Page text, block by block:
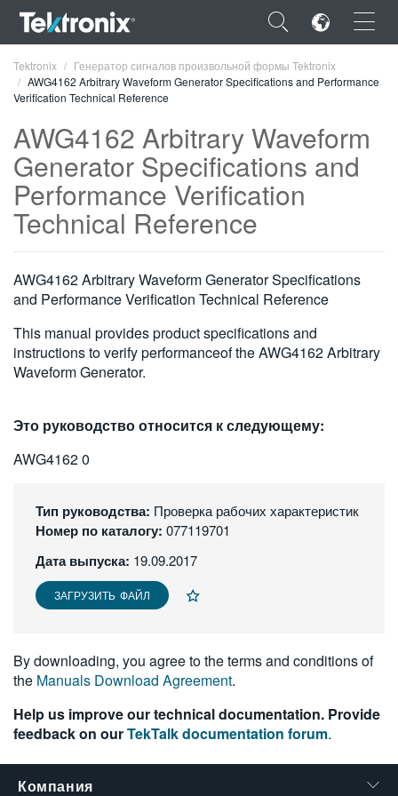
×
ENGLISH
FRANÇAIS
VIỆT NAM
日本語
한국어
Tektronix
Генератор сигналов произвольной формы Tektronix
AWG4162 Arbitrary Waveform Generator Specifications and Performance
Verification Technical Reference
AWG4162 Arbitrary Waveform
Generator Specifications and
Performance Verification
Technical Reference
AWG4162 Arbitrary Waveform Generator Specifications
and Performance Verification Technical Reference
This manual provides product specifications and
instructions to verify performanceof the AWG4162 Arbitrary
Waveform Generator.
Это руководство относится к следующему:
AWG4162 0
Тип руководства: Проверка рабочих характеристик
Номер по каталогу: 077119701
Дата выпуска: 19.09.2017
ЗАГРУЗИТЬ ФАЙЛ
By downloading, you agree to the terms and conditions of
the Manuals Download Agreement.
Help us improve our technical documentation. Provide
feedback on ourTekTalk documentation forum.
Компания